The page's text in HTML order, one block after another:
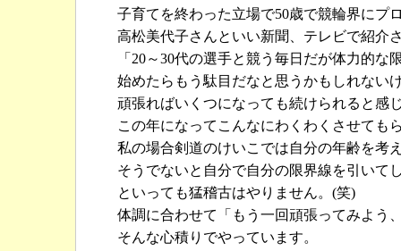
子育てを終わった立場で50歳で競輪界にプ
高松美代子さんといい新聞、テレビで紹介
「20～30代の選手と競う毎日だが体力的な
始めたらもう駄目だなと思うかもしれない
頑張ればいくつになっても続けられると感
この年になってこんなにわくわくさせても
私の場合剣道のけいこでは自分の年齢を考
そうでないと自分で自分の限界線を引いて
といっても猛稽古はやりません。(笑)
体調に合わせて「もう一回頑張ってみよう
そんな心積りでやっています。